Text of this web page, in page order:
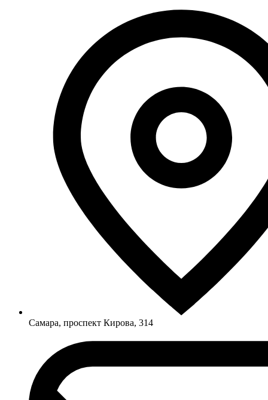
Самара, проспект Кирова, 314